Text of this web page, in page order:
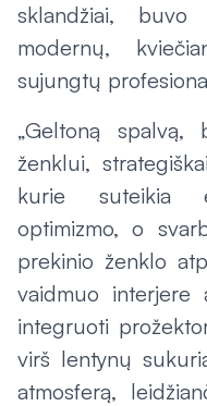
sklandžiai, buvo
modernų,
sujungtų
„Geltoną spalvą,
ženklui,
kurie suteikia
optimizmo, o
prekinio ženklo
vaidmuo interjere
integruoti
virš lentynų
atmosferą,